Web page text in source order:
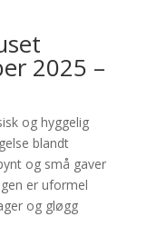
2025 –
og hyggelig
blandt
og små gaver
er uformel
og gløgg